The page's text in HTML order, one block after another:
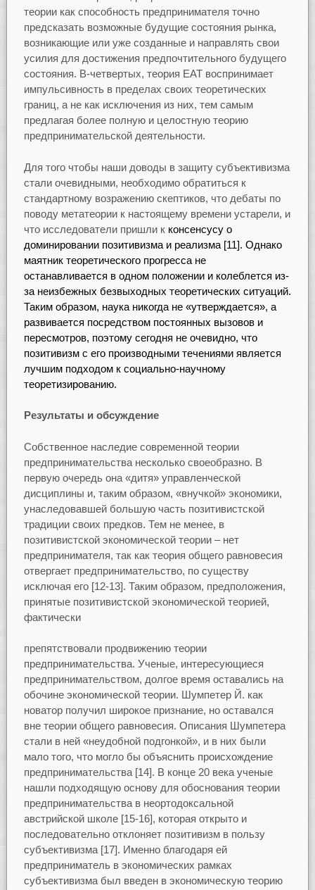
теории как способность предпринимателя точно
предсказать возможные будущие состояния рынка,
возникающие или уже созданные и направлять свои
усилия для достижения предпочтительного будущего
состояния. В-четвертых, теория EАТ воспринимает
импульсивность в пределах своих теоретических
границ, а не как исключения из них, тем самым
предлагая более полную и целостную теорию
предпринимательской деятельности.
Для того чтобы наши доводы в защиту субъективизма
стали очевидными, необходимо обратиться к
стандартному возражению скептиков, что дебаты по
поводу метатеории к настоящему времени устарели, и
что исследователи пришли к консенсусу о
доминировании позитивизма и реализма [11]. Однако
маятник теоретического прогресса не
останавливается в одном положении и колеблется из-
за неизбежных безвыходных теоретических ситуаций.
Таким образом, наука никогда не «утверждается», а
развивается посредством постоянных вызовов и
пересмотров, поэтому сегодня не очевидно, что
позитивизм с его производными течениями является
лучшим подходом к социально-научному
теоретизированию.
Результаты и обсуждение
Собственное наследие современной теории
предпринимательства несколько своеобразно. В
первую очередь она «дитя» управленческой
дисциплины и, таким образом, «внучкой» экономики,
унаследовавшей большую часть позитивистской
традиции своих предков. Тем не менее, в
позитивистской экономической теории – нет
предпринимателя, так как теория общего равновесия
отвергает предпринимательство, по существу
исключая его [12-13]. Таким образом, предположения,
принятые позитивистской экономической теорией,
фактически
препятствовали продвижению теории
предпринимательства. Ученые, интересующиеся
предпринимательством, долгое время оставались на
обочине экономической теории. Шумпетер Й. как
новатор получил широкое признание, но оставался
вне теории общего равновесия. Описания Шумпетера
стали в ней «неудобной подгонкой», и в них были
мало того, что могло бы объяснить происхождение
предпринимательства [14]. В конце 20 века ученые
нашли подходящую основу для обоснования теории
предпринимательства в неортодоксальной
австрийской школе [15-16], которая открыто и
последовательно отклоняет позитивизм в пользу
субъективизма [17]. Именно благодаря ей
предприниматель в экономических рамках
субъективизма был введен в экономическую теорию